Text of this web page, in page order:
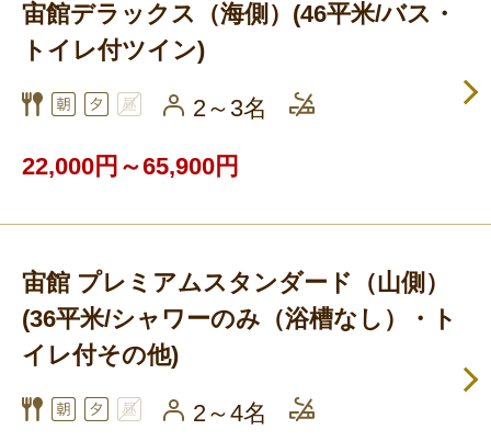
宙館デラックス（海側）(46平米/バス・
トイレ付ツイン)
2～3名
22,000円～65,900円
宙館 プレミアムスタンダード（山側）
(36平米/シャワーのみ（浴槽なし）・ト
イレ付その他)
2～4名
フリーセレクション・クーポンコードをご利用いただけな
い商品
せん。
閉じる